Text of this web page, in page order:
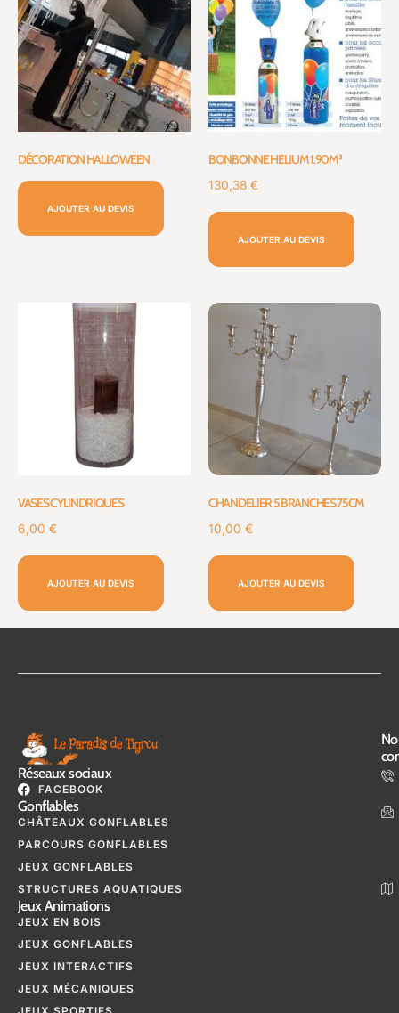
DÉCORATION HALLOWEEN
AJOUTER AU DEVIS
BONBONNE HELIUM 1.90M³
130,38 €
AJOUTER AU DEVIS
VASES CYLINDRIQUES
6,00 €
AJOUTER AU DEVIS
CHANDELIER 5 BRANCHES 75CM
10,00 €
AJOUTER AU DEVIS
Réseaux sociaux
FACEBOOK
Gonflables
CHÂTEAUX GONFLABLES
PARCOURS GONFLABLES
JEUX GONFLABLES
STRUCTURES AQUATIQUES
Jeux Animations
JEUX EN BOIS
JEUX GONFLABLES
JEUX INTERACTIFS
JEUX MÉCANIQUES